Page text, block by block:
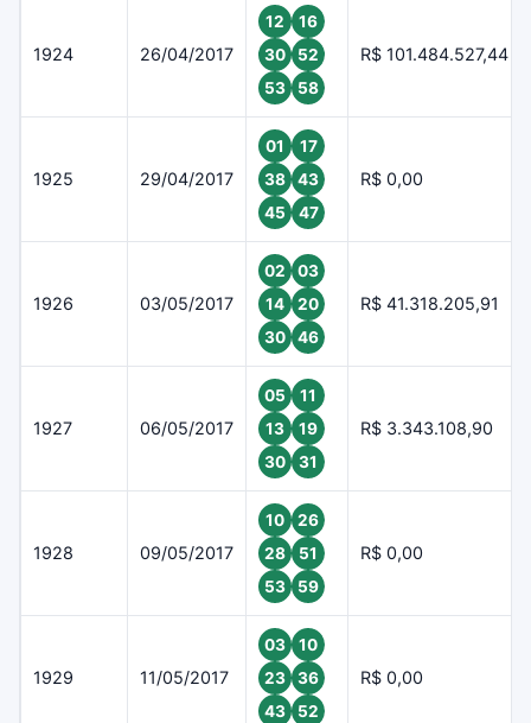
1924 26/04/2017
12
16
30
52
53
58
R$ 101.484.527,44
1925 29/04/2017
01
17
38
43
45
47
R$ 0,00
1926 03/05/2017
02
03
14
20
30
46
R$ 41.318.205,91
1927 06/05/2017
05
11
13
19
30
31
R$ 3.343.108,90
1928 09/05/2017
10
26
28
51
53
59
R$ 0,00
1929 11/05/2017
03
10
23
36
43
52
R$ 0,00